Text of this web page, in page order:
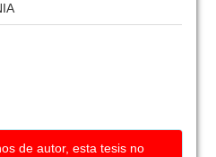
de autor, esta tesis no